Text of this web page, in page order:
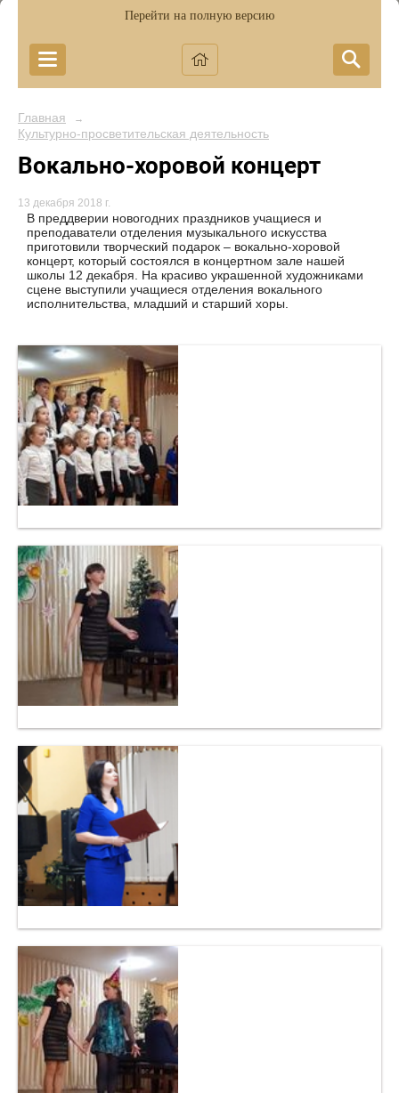
Перейти на полную версию
Главная →
Культурно-просветительская деятельность
Вокально-хоровой концерт
13 декабря 2018 г.
В преддверии новогодних праздников учащиеся и
преподаватели отделения музыкального искусства
приготовили творческий подарок – вокально-хоровой
концерт, который состоялся в концертном зале нашей
школы 12 декабря. На красиво украшенной художниками
сцене выступили учащиеся отделения вокального
исполнительства, младший и старший хоры.